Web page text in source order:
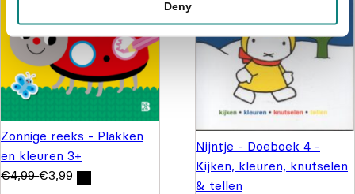
Deny
Zonnige reeks - Plakken
en kleuren 3+
€4,99 €3,99
Nijntje - Doeboek 4 -
Kijken, kleuren, knutselen
& tellen